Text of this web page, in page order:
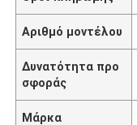
Αριθμό μοντέλου
Δυνατότητα προ
σφοράς
Μάρκα